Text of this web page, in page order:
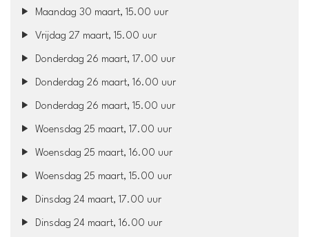
Maandag 30 maart, 15.00 uur
Vrijdag 27 maart, 15.00 uur
Donderdag 26 maart, 17.00 uur
Donderdag 26 maart, 16.00 uur
Donderdag 26 maart, 15.00 uur
Woensdag 25 maart, 17.00 uur
Woensdag 25 maart, 16.00 uur
Woensdag 25 maart, 15.00 uur
Dinsdag 24 maart, 17.00 uur
Dinsdag 24 maart, 16.00 uur